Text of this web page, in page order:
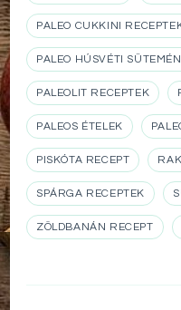
PALEO CUKKINI
PALEO HÚSVÉTI
PALEOLIT RECEPTEK
PALEOS ÉTELEK
PISKÓTA RECEPT
SPÁRGA RECEPTEK
ZÖLDBANÁN RECEPT